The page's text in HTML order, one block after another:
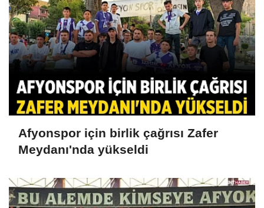
Afyonspor için birlik çağrısı Zafer
Meydanı'nda yükseldi